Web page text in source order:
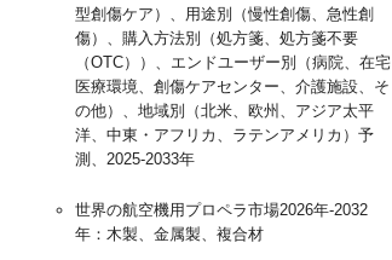
型創傷ケア）、用途別（慢性創傷、急性創
傷）、購入方法別（処方箋、処方箋不要
（OTC））、エンドユーザー別（病院、在宅
医療環境、創傷ケアセンター、介護施設、そ
の他）、地域別（北米、欧州、アジア太平
洋、中東・アフリカ、ラテンアメリカ）予
測、2025-2033年
世界の航空機用プロペラ市場2026年-2032
年：木製、金属製、複合材